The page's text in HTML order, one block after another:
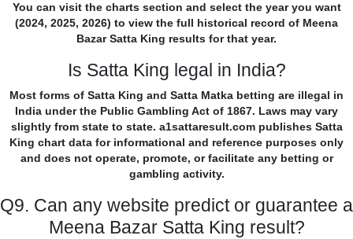
You can visit the charts section and select the year you want
(2024, 2025, 2026) to view the full historical record of Meena
Bazar Satta King results for that year.
Is Satta King legal in India?
Most forms of Satta King and Satta Matka betting are illegal in
India under the Public Gambling Act of 1867. Laws may vary
slightly from state to state. a1sattaresult.com publishes Satta
King chart data for informational and reference purposes only
and does not operate, promote, or facilitate any betting or
gambling activity.
Q9. Can any website predict or guarantee a
Meena Bazar Satta King result?